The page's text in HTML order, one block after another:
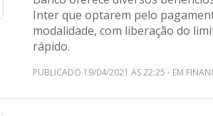
Inter que optarem pelo
modalidade, com liberação do
rápido.
PUBLICADO 19/04/2021 AS 22:25 - EM